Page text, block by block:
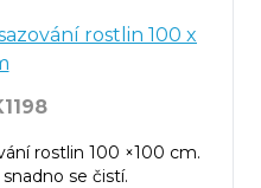
rostlin 100 x
rostlin 100 ×100 cm.
se čistí.